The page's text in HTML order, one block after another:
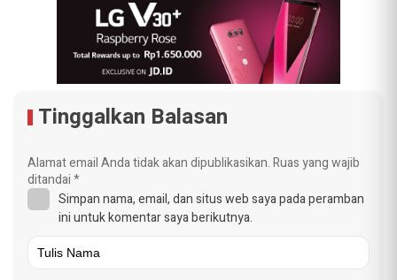
Tinggalkan Balasan
Alamat email Anda tidak akan dipublikasikan.Ruas yang wajib
ditandai*
Simpan nama, email, dan situs web saya pada peramban
ini untuk komentar saya berikutnya.